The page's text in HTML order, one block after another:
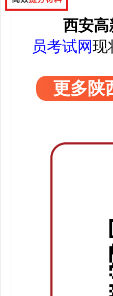
西安高
员考试网现
更多陕